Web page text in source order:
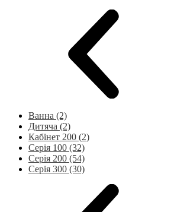
Ванна (2)
Дитяча (2)
Кабінет 200 (2)
Серія 100 (32)
Серія 200 (54)
Серія 300 (30)